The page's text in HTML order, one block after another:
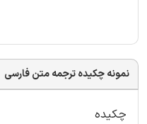
نمونه چکیده ترجمه متن فارسی
چکیده